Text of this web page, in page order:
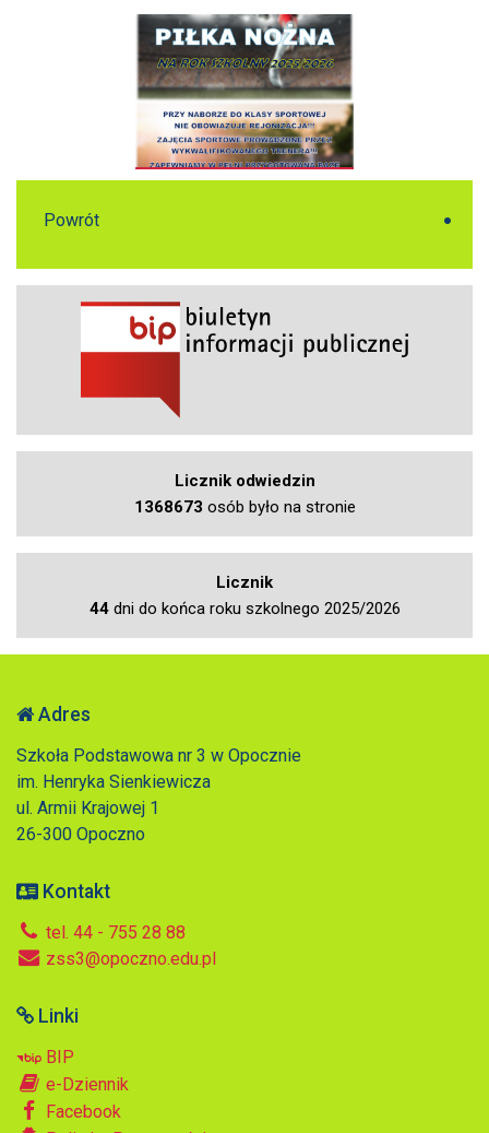
Powrót
Licznik odwiedzin
1368673 osób było na stronie
Licznik
44dni do końca roku szkolnego 2025/2026
Adres
Szkoła Podstawowa nr 3 w Opocznie
im. Henryka Sienkiewicza
ul. Armii Krajowej 1
26-300 Opoczno
Kontakt
tel. 44 - 755 28 88
zss3@opoczno.edu.pl
Linki
BIP
e-Dziennik
Facebook